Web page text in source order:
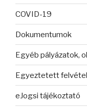
COVID-19
Dokumentumok
Egyéb pályázatok,
Egyeztetett
eJogsi tájékoztató